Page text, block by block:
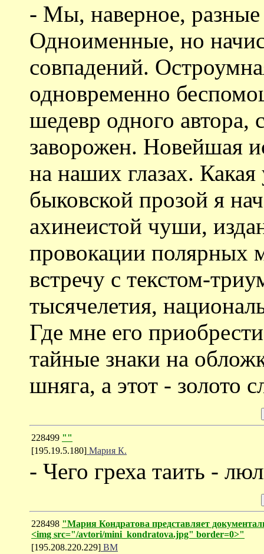
- Мы, наверное,
Одноименные, но
совпадений.
одновременно
шедевр одного автора,
заворожен. Новейшая
на наших глазах. Какая
быковской прозой я
ахинеистой чуши,
провокации
встречу с текстом-
тысячелетия,
Где мне его
тайные знаки на
шняга, а этот - золото
228499 ""
[195.19.5.180] Мария К.
- Чего греха таить -
228498 "Мария Кондратова представляет
<img src="/avtori/mini_kondratova.jpg" border=0>"
[195.208.220.229] ВМ